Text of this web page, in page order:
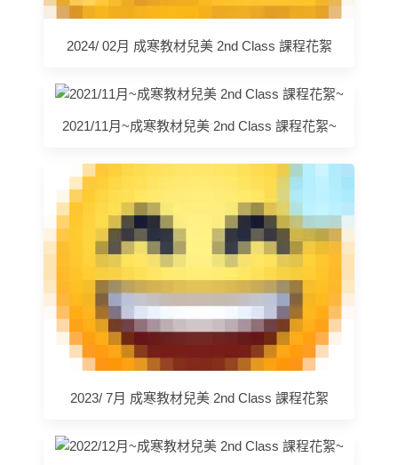
2024/ 02月 成寒教材兒美 2nd Class 課程花絮
2021/11月~成寒教材兒美 2nd Class 課程花絮~
2023/ 7月 成寒教材兒美 2nd Class 課程花絮